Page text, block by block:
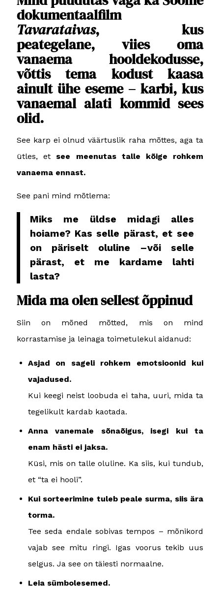
dokumentaalfilm
Tavarataivas, kus
peategelane, viies oma
vanaema hooldekodusse,
võttis tema kodust kaasa
ainult ühe eseme – karbi, kus
vanaemal alati kommid sees
olid.
See karp ei olnud väärtuslik raha mõttes, aga ta
ütles, et see meenutas talle kõige rohkem
vanaema ennast.
See pani mind mõtlema:
Miks me üldse midagi alles
hoiame? Kas selle pärast, et see
on päriselt oluline –või selle
pärast, et me kardame lahti
lasta?
Mida ma olen sellest õppinud
Siin on mõned mõtted, mis on mind
korrastamise ja leinaga toimetulekul aidanud:
Asjad on sageli rohkem emotsioonid kui
vajadused.
Kui keegi neist loobuda ei taha, uuri, mida ta
tegelikult kardab kaotada.
Anna vanemale sõnaõigus, isegi kui ta
enam hästi ei jaksa.
Küsi, mis on talle oluline. Ka siis, kui tundub,
et “ta ei hooli”.
Kui sorteerimine tuleb peale surma, siis ära
torma.
Tee seda endale sobivas tempos – mõnikord
vajab see mitu ringi. Igas voorus tekib uus
selgus. Ja see on täiesti normaalne.
Leia sümbolesemed.